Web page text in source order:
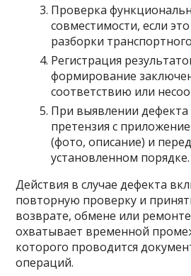
Проверка
совместимости, если
разборки
Регистрация
формирование
соответствию или
При выявлении дефекта
претензия с
(фото, описание) и
установленном порядке.
Действия в случае дефекта
повторную проверку и
возврате, обмене или
охватывает временной
которого проводится
операций.